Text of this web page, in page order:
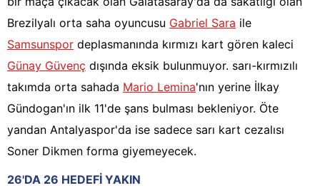
Brezilyalı orta saha oyuncusu Gabriel Sara ile
Samsunspor deplasmanında kırmızı kart gören kaleci
Günay Güvenç dışında eksik bulunmuyor. sarı-kırmızılı
takımda orta sahada Mario Lemina'nın yerine İlkay
Gündogan'ın ilk 11'de şans bulması bekleniyor. Öte
yandan Antalyaspor'da ise sadece sarı kart cezalısı
Soner Dikmen forma giyemeyecek.
26'DA 26 HEDEFİ YAKIN